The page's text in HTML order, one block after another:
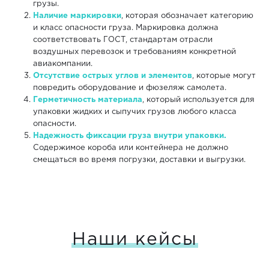
грузы.
Наличие маркировки , которая обозначает категорию
и класс опасности груза. Маркировка должна
соответствовать ГОСТ, стандартам отрасли
воздушных перевозок и требованиям конкретной
авиакомпании.
Отсутствие острых углов и элементов , которые могут
повредить оборудование и фюзеляж самолета.
Герметичность материала , который используется для
упаковки жидких и сыпучих грузов любого класса
опасности.
Надежность фиксации груза внутри упаковки.
Содержимое короба или контейнера не должно
смещаться во время погрузки, доставки и выгрузки.
Наши кейсы